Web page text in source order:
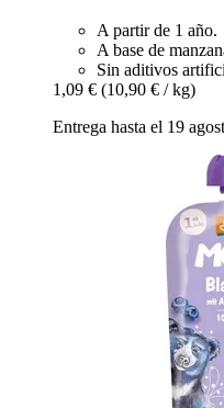
A partir de 1 año.
A base de
Sin aditivos
1,09 € (10,90 € / kg)
Entrega hasta el 19